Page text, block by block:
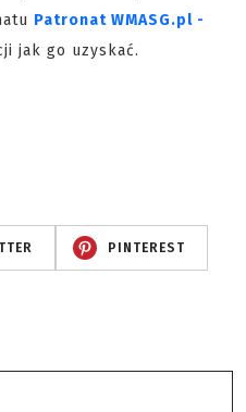
Patronat WMASG.pl -
jak go uzyskać.
PINTEREST